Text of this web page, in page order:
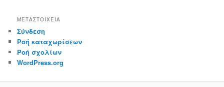
ΜΕΤΑΣΤΟΙΧΕΊΑ
Σύνδεση
Ροή καταχωρίσεων
Ροή σχολίων
WordPress.org